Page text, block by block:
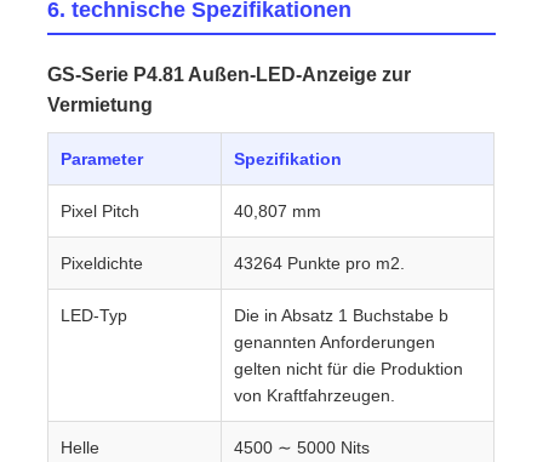
6. technische Spezifikationen
GS-Serie P4.81 Außen-LED-Anzeige zur
Vermietung
Parameter Spezifikation
Pixel Pitch 40,807 mm
Pixeldichte 43264 Punkte pro m2.
LED-Typ
Die in Absatz 1 Buchstabe b
genannten Anforderungen
gelten nicht für die Produktion
von Kraftfahrzeugen.
Helle 4500 ∼ 5000 Nits